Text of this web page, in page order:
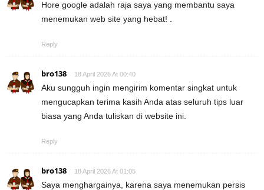
Hore google adalah raja saya yang membantu saya
menemukan web site yang hebat! .
Reply
bro138 18 April 2026 At 00:40
Aku sungguh ingin mengirim komentar singkat untuk
mengucapkan terima kasih Anda atas seluruh tips luar
biasa yang Anda tuliskan di website ini.
Reply
bro138 18 April 2026 At 01:05
Saya menghargainya, karena saya menemukan persis